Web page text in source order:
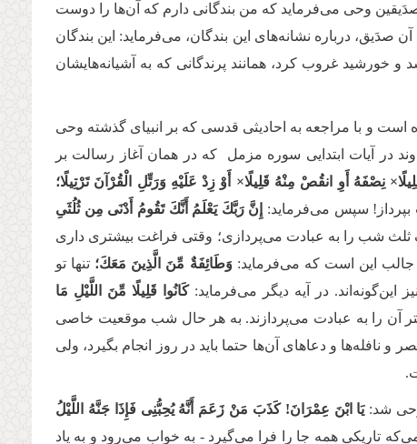
وحی می‌فرماید که من بندگانی دارم که آن‌ها را دوست
صدَیق، درباره نشانه‌های این بندگان، می‌فرماید: این بندگان
خورشید غروب ‌کرد، همانند پرندگانی که به آشیانه‌هایشان
است و با مراجعه به احادیثی قدسی که بر انبیای گذشته وحی
در آیات ابتدایی سوره مزمل که در همان آغاز رسالت بر
نِصْفَهُ أَوِ انقُصْ مِنْهُ قَلِیلًا× أَوْ زِدْ عَلَیْهِ وَرَتِّلِ الْقُرْآنَ تَرْتِیلًا؛
سپس می‌فرماید: إِنَّ رَبَّكَ یَعْلَمُ أَنَّكَ تَقُومُ أَدْنَى مِن ثُلُثَیِ
ثلث شب را به عبادت می‌پردازی؛ وقتی فراغت بیشتری داری
جالب این است که می‌فرماید:وَطَائِفَةٌ مِّنَ الَّذِینَ مَعَكَ؛ تنها تو
این‌گونه‌اند. در آیه دیگر می‌فرماید:كَانُوا قَلِیلًا مِّنَ اللَّیْلِ مَا
آن را به عبادت می‌پردازند. به هر حال شب موقعیت خاصی
و دعاهای آن‌ها حتما باید در روز انجام بگیرد، ولی
وحی شد:یَا ابْنَ عِمْرَانَ! كَذَبَ‏ مَنْ زَعَمَ أَنَّهُ یُحِبُّنِی‏ فَإِذَا جَنَّهُ اللَّیْلُ‏
تاریکی همه جا را فرا می‌گیرد - به خواب می‌رود و به یاد